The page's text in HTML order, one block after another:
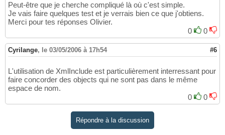
Peut-être que je cherche compliqué là où c'est simple.
Je vais faire quelques test et je verrais bien ce que j'obtiens.
Merci pour tes réponses Olivier.
0
0
Cyrilange, le 03/05/2006 à 17h54 #6
L'utilisation de XmlInclude est particulièrement interressant pour
faire concorder des objects qui ne sont pas dans le même
espace de nom.
0
0
Répondre à la discussion